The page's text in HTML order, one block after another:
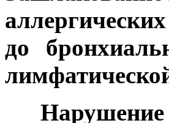
до
Нарушение